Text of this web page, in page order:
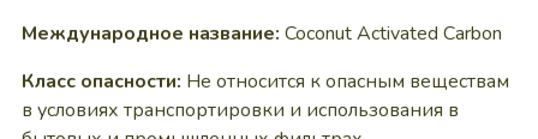
Международное название: Coconut Activated Carbon
Класс опасности: Не относится к опасным веществам
в условиях транспортировки и использования в